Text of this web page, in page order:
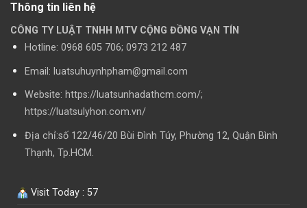
Thông tin liên hệ
CÔNG TY LUẬT TNHH MTV CỘNG ĐỒNG VẠN TÍN
Hotline: 0968 605 706; 0973 212 487
Email: luatsuhuynhpham@gmail.com
Website: https://luatsunhadathcm.com/;
https://luatsulyhon.com.vn/
Địa chỉ:số 122/46/20 Bùi Đình Túy, Phường 12, Quận Bình
Thạnh, Tp.HCM.
Visit Today : 57